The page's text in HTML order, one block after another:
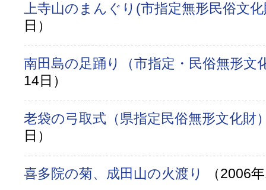
上寺山のまんぐり(市指定無形民俗文
日）
南田島の足踊り（市指定・民俗無形文
14日）
老袋の弓取式（県指定民俗無形文化財
日）
喜多院の菊、成田山の火渡り （2006